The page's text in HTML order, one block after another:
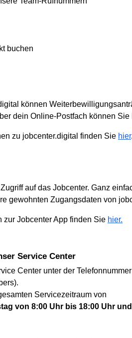
buchen
können
dein Online-Postfach können
zu jobcenter.digital finden Sie hier.
auf das Jobcenter. Ganz
gewohnten Zugangsdaten von
zur Jobcenter App finden Sie hier.
Service Center
Center unter der Telefonnummer
Servicezeitraum von
von 8:00 Uhr bis 18:00 Uhr